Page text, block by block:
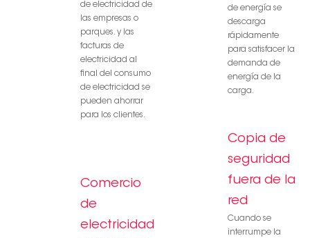
de electricidad de
las empresas o
parques. y las
facturas de
electricidad al
final del consumo
de electricidad se
pueden ahorrar
para los clientes.
de energía se
descarga
rápidamente
para satisfacer la
demanda de
energía de la
carga.
Comercio
de
electricidad
Copia de
seguridad
fuera de la
red
Cuando se
interrumpe la